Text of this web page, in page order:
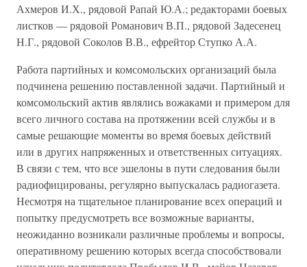
Ахмеров И.Х., рядовой Рапай Ю.А.; редакторами боевых
листков — рядовой Романович В.П., рядовой Задесенец
Н.Г., рядовой Соколов В.В., ефрейтор Ступко А.А.
Работа партийных и комсомольских организаций была
подчинена решению поставленной задачи. Партийный и
комсомольский актив являлись вожаками и примером для
всего личного состава на протяжении всей службы и в
самые решающие моменты во время боевых действий
или в других напряженных и ответственных ситуациях.
В связи с тем, что все эшелоны в пути следования были
радиофицированы, регулярно выпускалась радиогазета.
Несмотря на тщательное планирование всех операций и
попытку предусмотреть все возможные варианты,
неожиданно возникали различные проблемы и вопросы,
оперативному решению которых всегда способствовали